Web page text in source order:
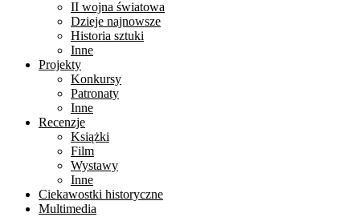
II wojna światowa
Dzieje najnowsze
Historia sztuki
Inne
Projekty
Konkursy
Patronaty
Inne
Recenzje
Książki
Film
Wystawy
Inne
Ciekawostki historyczne
Multimedia